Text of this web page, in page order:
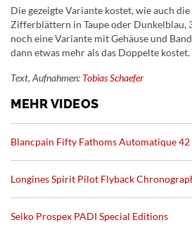
Die gezeigte Variante kostet, wie auch
Zifferblättern in Taupe oder Dunkelblau,
noch eine Variante mit Gehäuse und
dann etwas mehr als das Doppelte kostet.
Text, Aufnahmen: Tobias Schaefer
MEHR VIDEOS
Blancpain Fifty Fathoms Automatique 42
Longines Spirit Pilot Flyback
Seiko Prospex PADI Special Editions